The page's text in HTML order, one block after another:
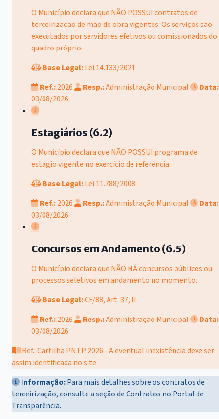
O Município declara que NÃO POSSUI contratos de
terceirização de mão de obra vigentes. Os serviços são
executados por servidores efetivos ou comissionados do
quadro próprio.
Base Legal:Lei 14.133/2021
Ref.:2026 Resp.:Administração Municipal
Data:
03/08/2026
Estagiários (6.2)
O Município declara que NÃO POSSUI programa de
estágio vigente no exercício de referência.
Base Legal:Lei 11.788/2008
Ref.:2026 Resp.:Administração Municipal
Data:
03/08/2026
Concursos em Andamento (6.5)
O Município declara que NÃO HÁ concursos públicos ou
processos seletivos em andamento no momento.
Base Legal:CF/88, Art. 37, II
Ref.:2026 Resp.:Administração Municipal
Data:
03/08/2026
Ref.: Cartilha PNTP 2026 - A eventual inexistência deve ser
assim identificada no site.
Informação:Para mais detalhes sobre os contratos de
terceirização, consulte a seção de Contratos no Portal de
Transparência.